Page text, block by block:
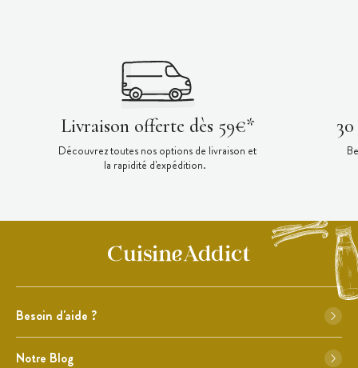
Livraison offerte dès 59€*
Découvrez toutes nos options de livraison et
la rapidité d'expédition.
Besoin d'aide ?
Notre Blog